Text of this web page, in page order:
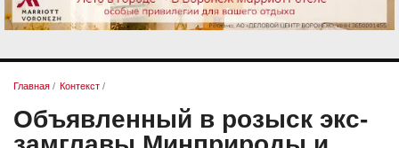
Главная / Контекст /
Объявленный в розыск экс-